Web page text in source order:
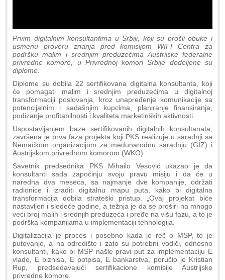
Prvim digitalnim konsultantima u Srbiji, koji su prošli obuke i
usmenu proveru znanja pred komisijom WIFI Centra za
podršku malim i srednjim preduzećima Austrijske federalne
privredne komore, u Privrednoj komori Srbije dodeljene su
diplome.
Diplome su dobila 22 sertifikovana digitalna konsultanta, koji
će pomagati malim i srednjim preduzećima u digitalnoj
transformaciji poslovanja, kroz unapređenje komunikacije sa
potencijalnim i sadašnjim kupcima, planiranje finansiranja,
podizanje profitabilnosti i kvaliteta marketinških aktivnosti.
Uspostavljanjem baze sertifikovanih digitalnih konsultanata,
završena je prva faza projekta koji PKS realizuje u saradnji sa
Nemačkom organizacijom za međunarodnu saradnju (GIZ) i
Austrijskom privrednom komorom (WKO).
Savetnik predsednika PKS Mihailo Vesović ukazao je da
konsultanti sada započinju svoju pravu misiju i da će u
naredna dva meseca, sa najmanje dve kompanije, održati
radionice i izraditi digitalnu mapu puta, kako bi digitalna
transformacija dobila strateški pristup. „Ovaj projekat biće
nastavljen i sledeće godine, a težnja je da se proširi na mnogo
veći broj malih i srednjih preduzeća i pređe na višu fazu, a to je
podrška kompanijama u implementaciji tehnologija.
Digitalizacija je proces i posebno kada je reč o MSP, to je
putovanje, a na odredište i zato su potrebni vodiči, odnosno
konsultanti, kako bi MSP našle pravi put za implementaciju E
vlade, E biznisa, E potpisa, E bankarstva, poručio je Kristian
Rup, predsedavajući sertifikacione komisije Austrijske
privredne komore.